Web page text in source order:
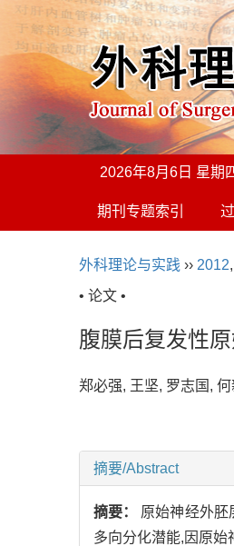
2026年8月6日 星期
期刊专题索引
外科理论与实践 ›› 2012,
• 论文 •
腹膜后复发性
郑必强, 王坚, 罗志国,
摘要/Abstract
摘要： 原始神经外胚
多向分化潜能,因原